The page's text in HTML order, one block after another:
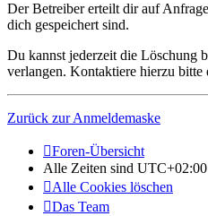
Der Betreiber erteilt dir auf
dich gespeichert sind.
Du kannst jederzeit die Löschung
verlangen. Kontaktiere hierzu bitte
Zurück zur Anmeldemaske
Foren-Übersicht
Alle Zeiten sind UTC+02:00
Alle Cookies löschen
Das Team